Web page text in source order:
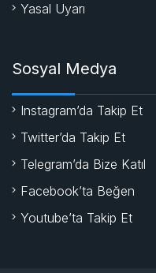
Yasal Uyarı
Sosyal Medya
Instagram’da Takip Et
Twitter’da Takip Et
Telegram’da Bize Katıl
Facebook’ta Beğen
Youtube’ta Takip Et